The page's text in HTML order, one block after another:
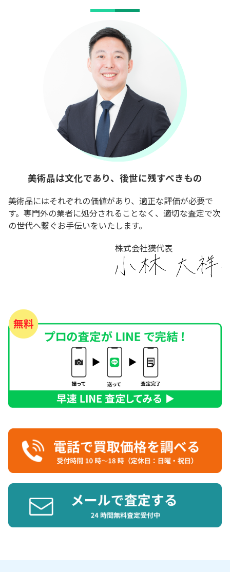
美術品は文化であり、後世に残すべきもの
美術品にはそれぞれの価値があり、適正な評価が必要で
す。専門外の業者に処分されることなく、適切な査定で次
の世代へ繋ぐお手伝いをいたします。
株式会社獏代表